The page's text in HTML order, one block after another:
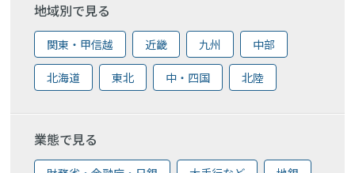
地域別で見る
関東・甲信越 近畿 九州 中部
北海道 東北 中・四国 北陸
業態で見る